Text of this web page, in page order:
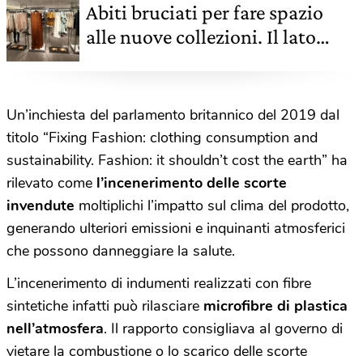
Abiti bruciati per fare spazio
alle nuove collezioni. Il lato
Un’inchiesta del parlamento britannico del 2019 dal
titolo “Fixing Fashion: clothing consumption and
sustainability. Fashion: it shouldn’t cost the earth” ha
rilevato come l’incenerimento delle scorte
invendute moltiplichi l’impatto sul clima del prodotto,
generando ulteriori emissioni e inquinanti atmosferici
che possono danneggiare la salute.
L’incenerimento di indumenti realizzati con fibre
sintetiche infatti può rilasciare microfibre di plastica
nell’atmosfera. Il rapporto consigliava al governo di
vietare la combustione o lo scarico delle scorte